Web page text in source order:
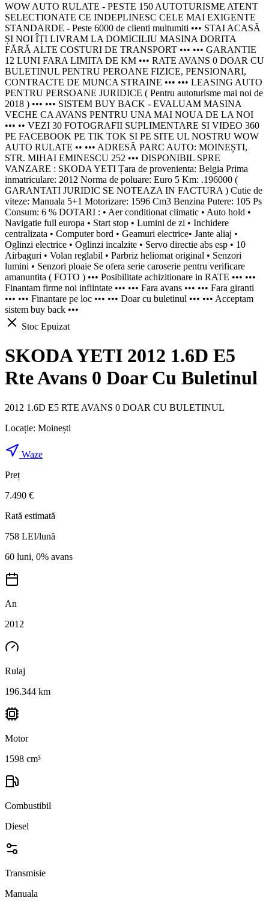
WOW AUTO RULATE - PESTE 150 AUTOTURISME ATENT
SELECTIONATE CE INDEPLINESC CELE MAI EXIGENTE
STANDARDE - Peste 6000 de clienti multumiti ••• STAI ACASĂ
ȘI NOI ÎȚI LIVRAM LA DOMICILIU MASINA DORITA
FĂRĂ ALTE COSTURI DE TRANSPORT ••• ••• GARANTIE
12 LUNI FARA LIMITA DE KM ••• RATE AVANS 0 DOAR CU
BULETINUL PENTRU PEROANE FIZICE, PENSIONARI,
CONTRACTE DE MUNCA STRAINE ••• ••• LEASING AUTO
PENTRU PERSOANE JURIDICE ( Pentru autoturisme mai noi de
2018 ) ••• ••• SISTEM BUY BACK - EVALUAM MASINA
VECHE CA AVANS PENTRU UNA MAI NOUA DE LA NOI
••• •• VEZI 30 FOTOGRAFII SUPLIMENTARE SI VIDEO 360
PE FACEBOOK PE TIK TOK SI PE SITE UL NOSTRU WOW
AUTO RULATE •• ••• ADRESĂ PARC AUTO: MOINEȘTI,
STR. MIHAI EMINESCU 252 ••• DISPONIBIL SPRE
VANZARE : SKODA YETI Țara de provenienta: Belgia Prima
inmatriculare: 2012 Norma de poluare: Euro 5 Km: .196000 (
GARANTATI JURIDIC SE NOTEAZA IN FACTURA ) Cutie de
viteze: Manuala 5+1 Motorizare: 1596 Cm3 Benzina Putere: 105 Ps
Consum: 6 % DOTARI : • Aer conditionat climatic • Auto hold •
Navigatie full europa • Start stop • Lumini de zi • Inchidere
centralizata • Computer bord • Geamuri electrice• Jante aliaj •
Oglinzi electrice • Oglinzi incalzite • Servo directie abs esp • 10
Airbaguri • Volan reglabil • Parbriz heliomat original • Senzori
lumini • Senzori ploaie Se ofera serie caroserie pentru verificare
amanuntita ( FOTO ) ••• Posibilitate achizitionare in RATE ••• •••
Finantam firme noi infiintate ••• ••• Fara avans ••• ••• Fara giranti
••• ••• Finantare pe loc ••• ••• Doar cu buletinul ••• ••• Acceptam
sistem buy back •••
Stoc Epuizat
SKODA YETI 2012 1.6D E5
Rte Avans 0 Doar Cu Buletinul
2012 1.6D E5 RTE AVANS 0 DOAR CU BULETINUL
Locație: Moinești
Waze
Preț
7.490 €
Rată estimată
758 LEI/lună
60 luni, 0% avans
An
2012
Rulaj
196.344 km
Motor
1598 cm³
Combustibil
Diesel
Transmisie
Manuala